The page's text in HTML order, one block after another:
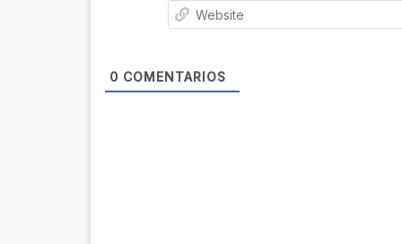
0 COMENTARIOS